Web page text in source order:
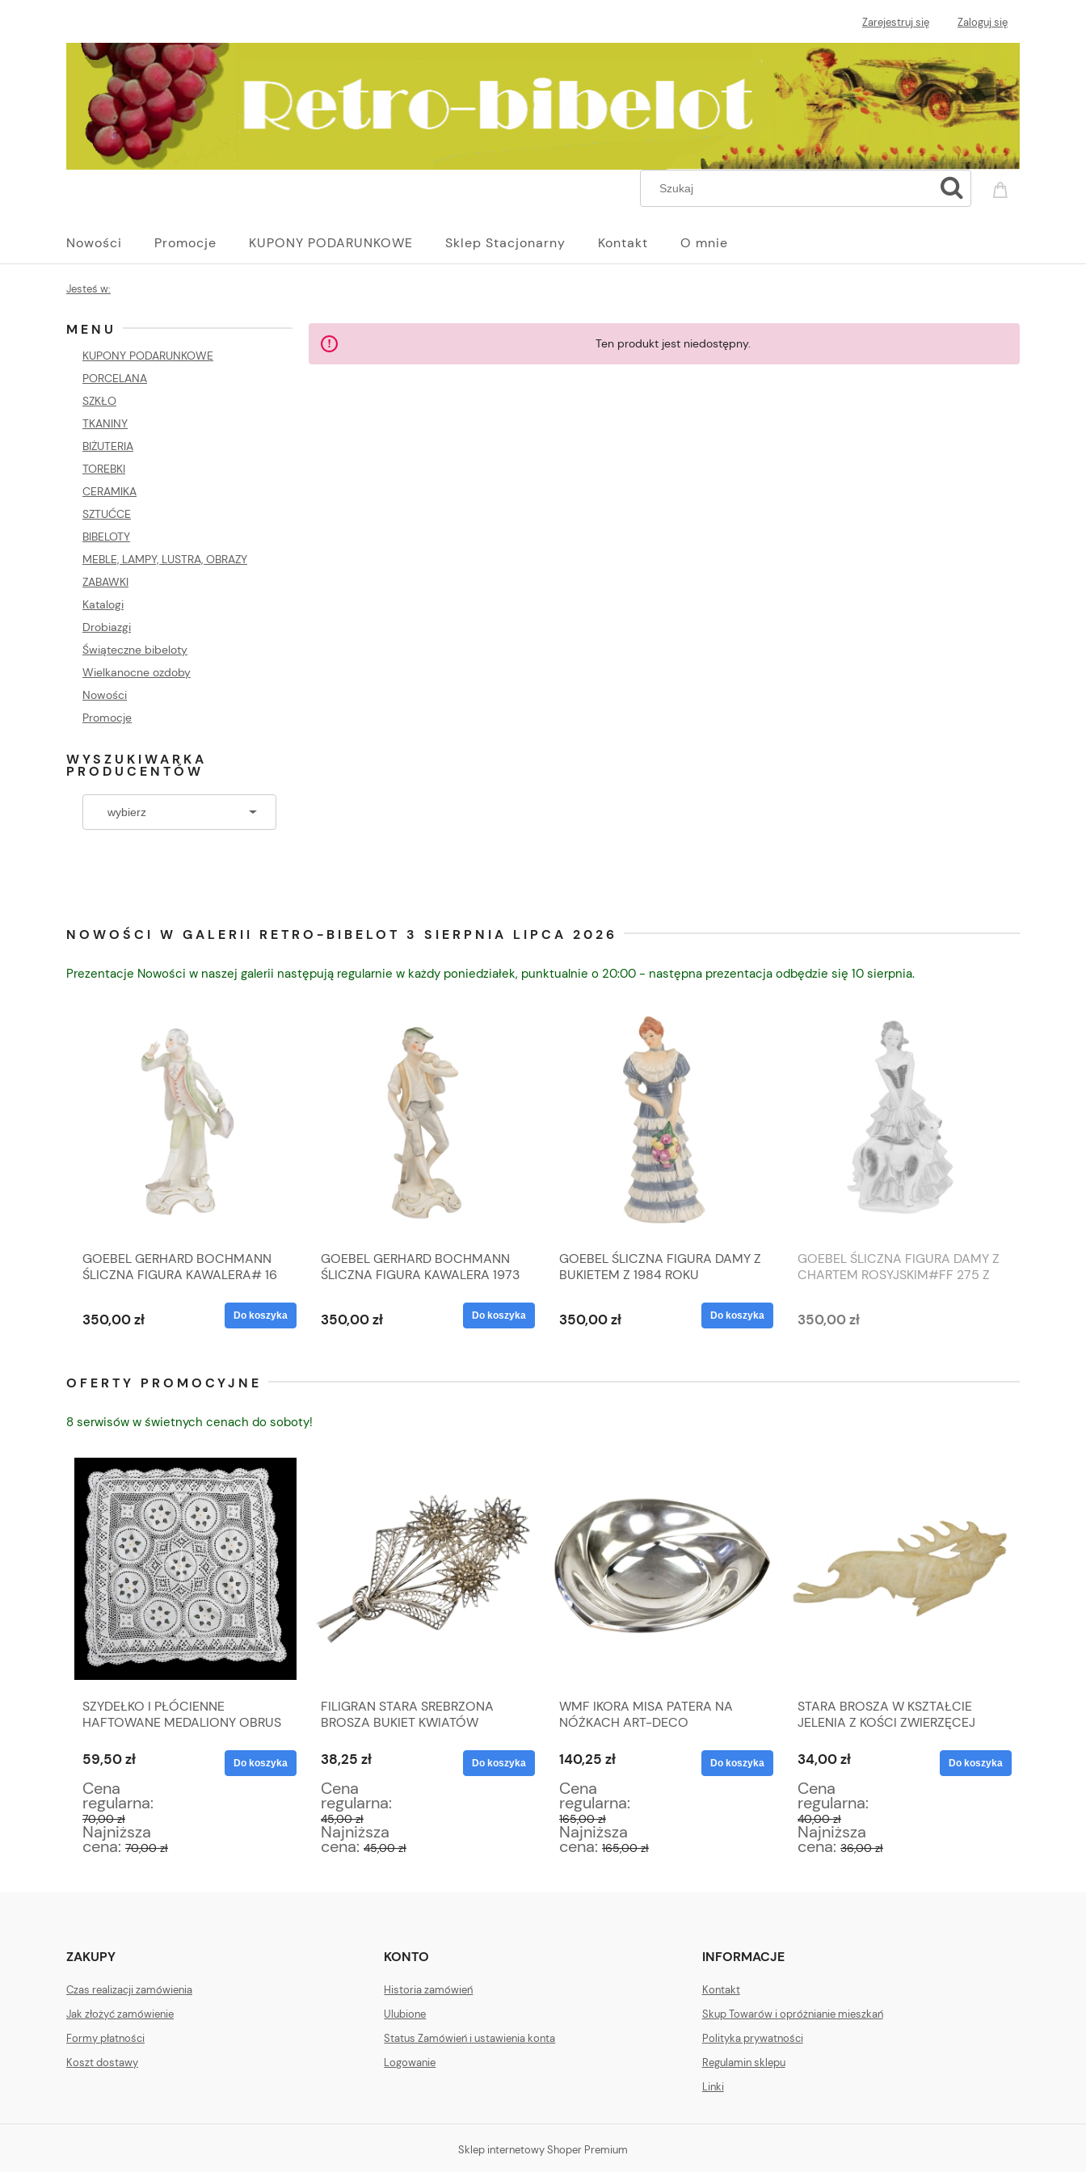
Zarejestruj się Zaloguj się
Nowości Promocje KUPONY PODARUNKOWE Sklep Stacjonarny Kontakt O mnie
Jesteś w:
MENU
KUPONY PODARUNKOWE
PORCELANA
SZKŁO
TKANINY
BIŻUTERIA
TOREBKI
CERAMIKA
SZTUĆCE
BIBELOTY
MEBLE, LAMPY, LUSTRA, OBRAZY
ZABAWKI
Katalogi
Drobiazgi
Świąteczne bibeloty
Wielkanocne ozdoby
Nowości
Promocje
WYSZUKIWARKA
PRODUCENTÓW
Ten produkt jest niedostępny.
NOWOŚCI W GALERII RETRO-BIBELOT 3 SIERPNIA LIPCA 2026
Prezentacje Nowości w naszej galerii następują regularnie w każdy poniedziałek, punktualnie o 20:00 - następna prezentacja odbędzie się 10 sierpnia.
GOEBEL GERHARD BOCHMANN
ŚLICZNA FIGURA KAWALERA# 16
350,00 zł Do koszyka
GOEBEL GERHARD BOCHMANN
ŚLICZNA FIGURA KAWALERA 1973
350,00 zł Do koszyka
GOEBEL ŚLICZNA FIGURA DAMY Z
BUKIETEM Z 1984 ROKU
350,00 zł Do koszyka
GOEBEL ŚLICZNA FIGURA DAMY Z
CHARTEM ROSYJSKIM#FF 275 Z
350,00 zł
OFERTY PROMOCYJNE
8 serwisów w świetnych cenach do soboty!
SZYDEŁKO I PŁÓCIENNE
HAFTOWANE MEDALIONY OBRUS
59,50 zł
Cena
regularna:
70,00 zł
Najniższa
cena: 70,00 zł
Do koszyka
FILIGRAN STARA SREBRZONA
BROSZA BUKIET KWIATÓW
38,25 zł
Cena
regularna:
45,00 zł
Najniższa
cena: 45,00 zł
Do koszyka
WMF IKORA MISA PATERA NA
NÓŻKACH ART-DECO
140,25 zł
Cena
regularna:
165,00 zł
Najniższa
cena: 165,00 zł
Do koszyka
STARA BROSZA W KSZTAŁCIE
JELENIA Z KOŚCI ZWIERZĘCEJ
34,00 zł
Cena
regularna:
40,00 zł
Najniższa
cena: 36,00 zł
Do koszyka
ZAKUPY
Czas realizacji zamówienia
Jak złożyć zamówienie
Formy płatności
Koszt dostawy
KONTO
Historia zamówień
Ulubione
Status Zamówień i ustawienia konta
Logowanie
INFORMACJE
Kontakt
Skup Towarów i opróżnianie mieszkań
Polityka prywatności
Regulamin sklepu
Linki
Sklep internetowy Shoper Premium